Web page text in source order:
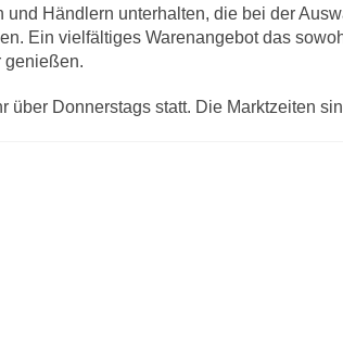
und Händlern unterhalten, die bei der
Ein vielfältiges Warenangebot das
genießen.
über Donnerstags statt. Die Marktzeiten